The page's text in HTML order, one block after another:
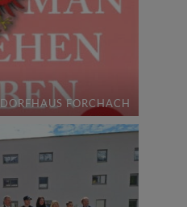
DORFHAUS FORCHACH